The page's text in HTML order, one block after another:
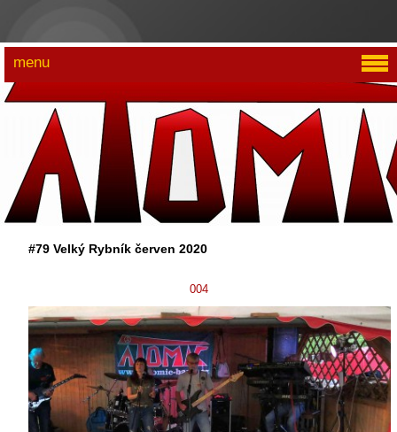
#79 Velký Rybník červen 2020
004
menu